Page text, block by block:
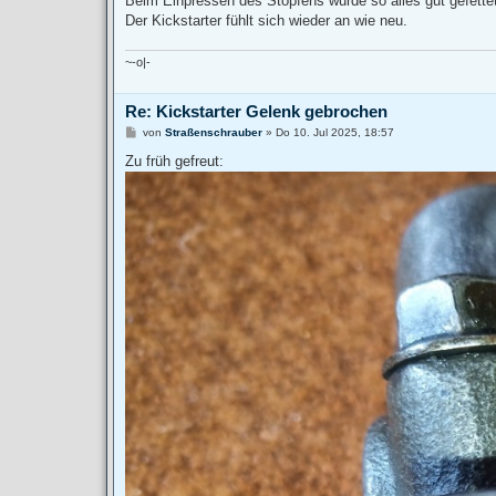
Der Kickstarter fühlt sich wieder an wie neu.
~-o|-
Re: Kickstarter Gelenk gebrochen
B
i
t
a
von Straßenschrauber» Do 10. Jul 2025, 18:57
Zu früh gefreut: